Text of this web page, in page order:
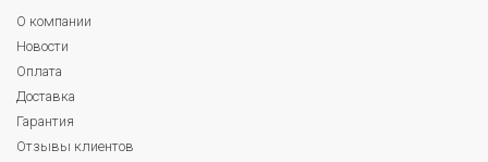
О компании
Новости
Оплата
Доставка
Гарантия
Отзывы клиентов